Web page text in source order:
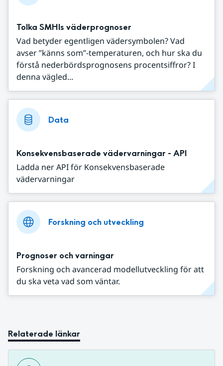
Tolka SMHIs väderprognoser
Vad betyder egentligen vädersymbolen? Vad
avser ”känns som”-temperaturen, och hur ska du
förstå nederbördsprognosens procentsiffror? I
denna vägled...
Data
Konsekvensbaserade vädervarningar - API
Ladda ner API för Konsekvensbaserade
vädervarningar
Forskning och utveckling
Prognoser och varningar
Forskning och avancerad modellutveckling för att
du ska veta vad som väntar.
Relaterade länkar